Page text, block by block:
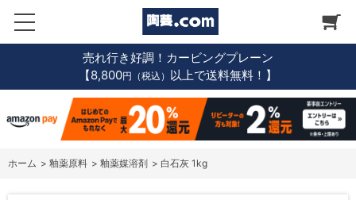
売れ行き好調！カービングプレーン
【8,800円（税込） 以上で送料無料！】
ホーム > 釉薬原料 > 釉薬媒溶剤 > 白石灰 1kg